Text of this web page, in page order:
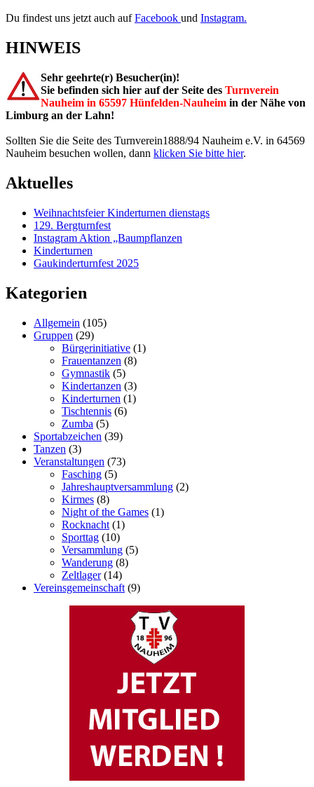
Du findest uns jetzt auch aufFacebook und Instagram.
HINWEIS
Sehr geehrte(r) Besucher(in)!
Sie befinden sich hier auf der Seite des Turnverein
Nauheim in 65597 Hünfelden-Nauheim in der Nähe von
Limburg an der Lahn!
Sollten Sie die Seite des Turnverein1888/94 Nauheim e.V. in 64569
Nauheim besuchen wollen, dann klicken Sie bitte hier.
Aktuelles
Weihnachtsfeier Kinderturnen dienstags
129. Bergturnfest
Instagram Aktion „Baumpflanzen
Kinderturnen
Gaukinderturnfest 2025
Kategorien
Allgemein (105)
Gruppen (29)
Bürgerinitiative (1)
Frauentanzen (8)
Gymnastik (5)
Kindertanzen (3)
Kinderturnen (1)
Tischtennis (6)
Zumba (5)
Sportabzeichen (39)
Tanzen (3)
Veranstaltungen (73)
Fasching (5)
Jahreshauptversammlung (2)
Kirmes (8)
Night of the Games (1)
Rocknacht (1)
Sporttag (10)
Versammlung (5)
Wanderung (8)
Zeltlager(14)
Vereinsgemeinschaft (9)